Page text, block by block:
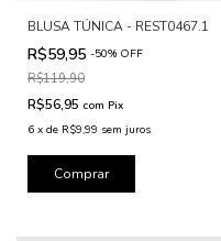
BLUSA TÚNICA - REST0467.1
R$59,95 -50% OFF
R$119,90
R$56,95 com Pix
6 x de R$9,99 sem juros
Comprar